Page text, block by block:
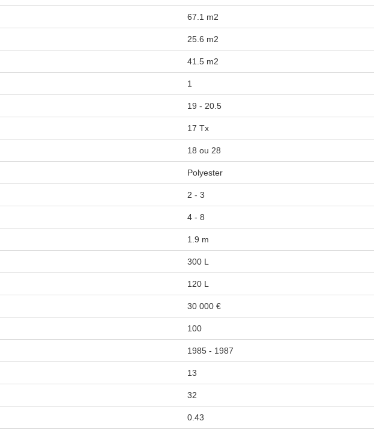
67.1 m2
25.6 m2
41.5 m2
1
19 - 20.5
17 Tx
18 ou 28
Polyester
2 - 3
4 - 8
1.9 m
300 L
120 L
30 000 €
100
1985 - 1987
13
32
0.43